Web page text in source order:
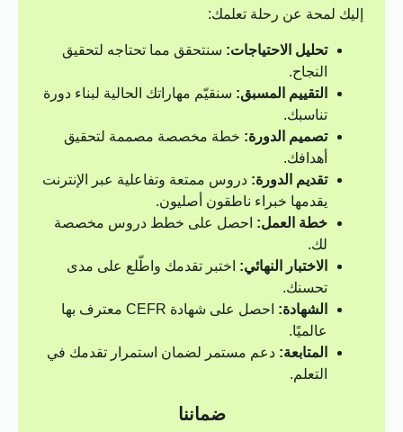
إليك لمحة عن رحلة تعلمك:
تحليل الاحتياجات: سنتحقق مما تحتاجه لتحقيق
النجاح.
التقييم المسبق: سنقيّم مهاراتك الحالية لبناء دورة
تناسبك.
تصميم الدورة: خطة مخصصة مصممة لتحقيق
أهدافك.
تقديم الدورة: دروس ممتعة وتفاعلية عبر الإنترنت
يقدمها خبراء ناطقون أصليون.
خطة العمل: احصل على خطط دروس مخصصة
لك.
الاختبار النهائي: اختبر تقدمك واطّلع على مدى
تحسنك.
الشهادة:
احصل على شهادة CEFR معترف بها
عالميًا.
المتابعة: دعم مستمر لضمان استمرار تقدمك في
التعلم.
ضماننا